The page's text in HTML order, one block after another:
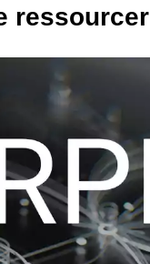
ressourcer